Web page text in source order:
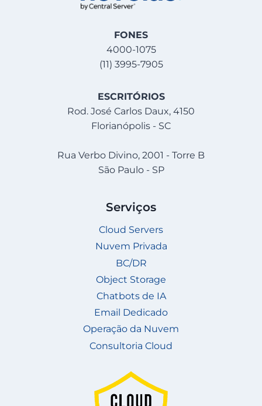
FONES
4000-1075
(11) 3995-7905
ESCRITÓRIOS
Rod. José Carlos Daux, 4150
Florianópolis - SC
Rua Verbo Divino, 2001 - Torre B
São Paulo - SP
Serviços
Cloud Servers
Nuvem Privada
BC/DR
Object Storage
Chatbots de IA
Email Dedicado
Operação da Nuvem
Consultoria Cloud